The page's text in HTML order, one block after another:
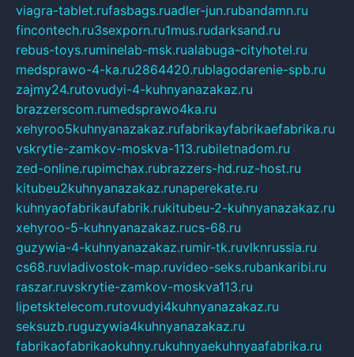
viagra-tablet.rufasbags.ruadler-jun.rubandamn.ru
fincontech.ru3sexporn.ru1mus.rudarksand.ru
rebus-toys.ruminelab-msk.rualabuga-cityhotel.ru
medsprawo-4-ka.ru2864420.rublagodarenie-spb.ru
zajmy24.rutovudyi-4-kuhnyanazakaz.ru
brazzerscom.rumedsprawo4ka.ru
xehyroo5kuhnyanazakaz.rufabrikayfabrikaefabrika.ru
vskrytie-zamkov-moskva-113.rubiletnadom.ru
zed-online.rupimchax.rubrazzers-hd.ruz-host.ru
kitubeu2kuhnyanazakaz.runaperekate.ru
kuhnyaofabrikaufabrik.rukitubeu-2-kuhnyanazakaz.ru
xehyroo-5-kuhnyanazakaz.rucs-68.ru
guzywia-4-kuhnyanazakaz.rumir-tk.ruvlknrussia.ru
cs68.ruvladivostok-map.ruvideo-seks.rubankaribi.ru
raszar.ruvskrytie-zamkov-moskva113.ru
lipetsktelecom.rutovudyi4kuhnyanazakaz.ru
seksuzb.ruguzywia4kuhnyanazakaz.ru
fabrikaofabrikaokuhny.rukuhnyaekuhnyaafabrika.ru